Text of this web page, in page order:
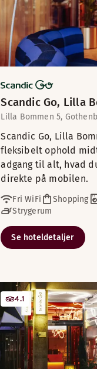
Scandic Go, Lilla
Lilla Bommen 5,
Scandic Go, Lilla
fleksibelt ophold
adgang til alt, hvad
direkte på mobilen.
Fri WiFi Shopping
Strygerum
Se hoteldetaljer
4.1